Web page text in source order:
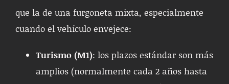
que la de una furgoneta mixta, especialmente
cuando el vehículo envejece:
Turismo (M1): los plazos estándar son más
amplios (normalmente cada 2 años hasta